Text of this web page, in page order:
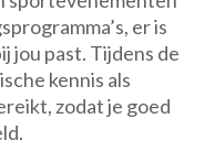
er is
jou past. Tijdens de
kennis als
zodat je goed